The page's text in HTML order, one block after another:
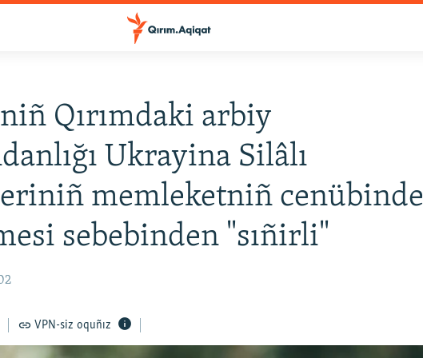
Qırımdaki arbiy
Ukrayina Silâlı
memleketniñ cenübinde
sebebinden "sıñirli"
VPN-siz oquñız